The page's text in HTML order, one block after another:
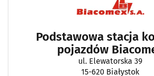
Podstawowa stacja
pojazdów
ul. Elewatorska 39
15-620 Białystok